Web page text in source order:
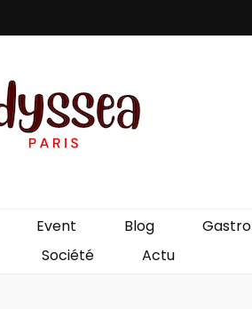
Event Blog
Société Actu